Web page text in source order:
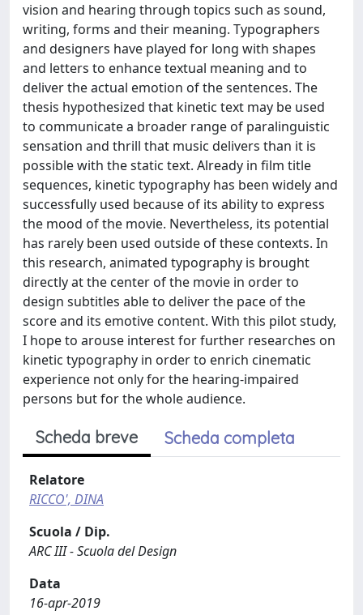
vision and hearing through topics such as sound,
writing, forms and their meaning. Typographers
and designers have played for long with shapes
and letters to enhance textual meaning and to
deliver the actual emotion of the sentences. The
thesis hypothesized that kinetic text may be used
to communicate a broader range of paralinguistic
sensation and thrill that music delivers than it is
possible with the static text. Already in film title
sequences, kinetic typography has been widely and
successfully used because of its ability to express
the mood of the movie. Nevertheless, its potential
has rarely been used outside of these contexts. In
this research, animated typography is brought
directly at the center of the movie in order to
design subtitles able to deliver the pace of the
score and its emotive content. With this pilot study,
I hope to arouse interest for further researches on
kinetic typography in order to enrich cinematic
experience not only for the hearing-impaired
persons but for the whole audience.
Scheda breve Scheda completa
Relatore
RICCO', DINA
Scuola / Dip.
ARC III - Scuola del Design
Data
16-apr-2019